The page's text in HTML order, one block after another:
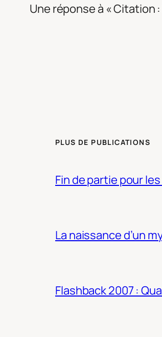
Une réponse à « Citation :
PLUS DE PUBLICATIONS
Fin de partie pour
La naissance d’un
Flashback 2007 :